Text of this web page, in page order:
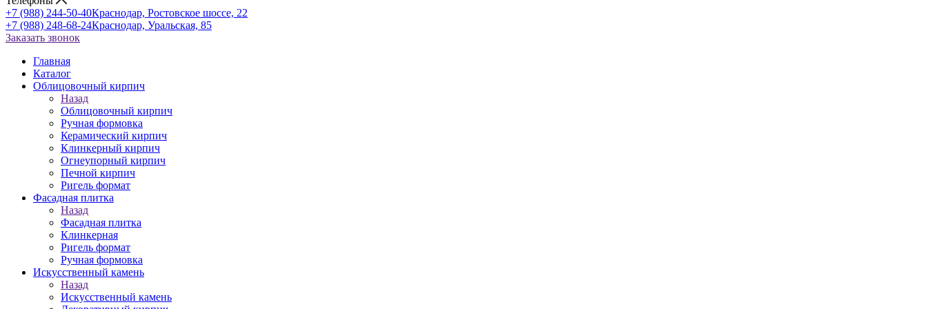
+7 (988) 244-50-40Краснодар, Ростовское шоссе, 22
+7 (988) 248-68-24Краснодар, Уральская, 85
Заказать звонок
Главная
Каталог
Облицовочный кирпич
Назад
Облицовочный кирпич
Ручная формовка
Керамический кирпич
Клинкерный кирпич
Огнеупорный кирпич
Печной кирпич
Ригель формат
Фасадная плитка
Назад
Фасадная плитка
Клинкерная
Ригель формат
Ручная формовка
Искусственный камень
Назад
Искусственный камень